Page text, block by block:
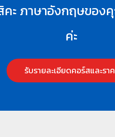
คะ ภาษาอังกฤษข
ค่ะ
รับรายละเอียดคอร์สและรา